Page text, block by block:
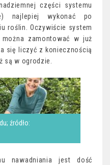
części systemu
najlepiej wykonać po
roślin. Oczywiście system
można zamontować w już
się liczyć z koniecznością
są w ogrodzie.
źródło:
nawadniania jest dość